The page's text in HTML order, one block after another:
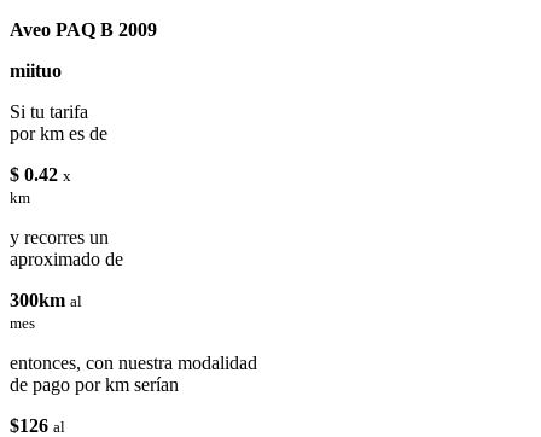
Aveo PAQ B 2009
miituo
Si tu tarifa
por km es de
$ 0.42 x
km
y recorres un
aproximado de
300km al
mes
entonces, con nuestra modalidad
de pago por km serían
$126 al